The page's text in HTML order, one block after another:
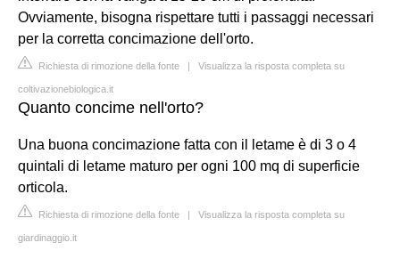
Ovviamente, bisogna rispettare tutti i passaggi necessari
per la corretta concimazione dell'orto.
Richiesta di rimozione della fonte | Visualizza la risposta completa su
coltivazionebiologica.it
Quanto concime nell'orto?
Una buona concimazione fatta con il letame è di 3 o 4
quintali di letame maturo per ogni 100 mq di superficie
orticola.
Richiesta di rimozione della fonte | Visualizza la risposta completa su
giardinaggio.it